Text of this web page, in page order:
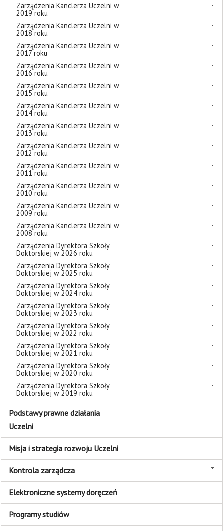
Zarządzenia Kanclerza Uczelni w
2019 roku
Zarządzenia Kanclerza Uczelni w
2018 roku
Zarządzenia Kanclerza Uczelni w
2017 roku
Zarządzenia Kanclerza Uczelni w
2016 roku
Zarządzenia Kanclerza Uczelni w
2015 roku
Zarządzenia Kanclerza Uczelni w
2014 roku
Zarządzenia Kanclerza Uczelni w
2013 roku
Zarządzenia Kanclerza Uczelni w
2012 roku
Zarządzenia Kanclerza Uczelni w
2011 roku
Zarządzenia Kanclerza Uczelni w
2010 roku
Zarządzenia Kanclerza Uczelni w
2009 roku
Zarządzenia Kanclerza Uczelni w
2008 roku
Zarządzenia Dyrektora Szkoły
Doktorskiej w 2026 roku
Zarządzenia Dyrektora Szkoły
Doktorskiej w 2025 roku
Zarządzenia Dyrektora Szkoły
Doktorskiej w 2024 roku
Zarządzenia Dyrektora Szkoły
Doktorskiej w 2023 roku
Zarządzenia Dyrektora Szkoły
Doktorskiej w 2022 roku
Zarządzenia Dyrektora Szkoły
Doktorskiej w 2021 roku
Zarządzenia Dyrektora Szkoły
Doktorskiej w 2020 roku
Zarządzenia Dyrektora Szkoły
Doktorskiej w 2019 roku
Podstawy prawne działania
Uczelni
Misja i strategia rozwoju Uczelni
Kontrola zarządcza
Elektroniczne systemy doręczeń
Programy studiów